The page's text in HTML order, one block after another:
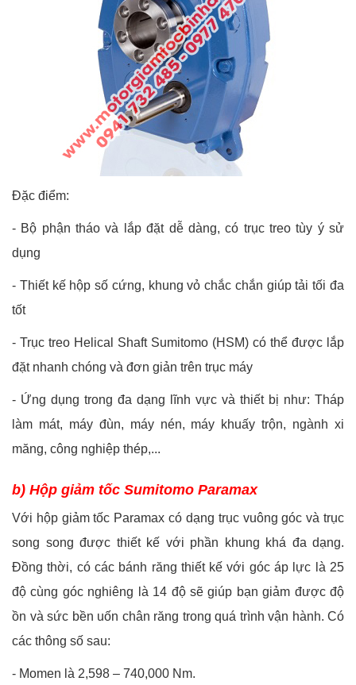
Đặc điểm:
- Bộ phận tháo và lắp đặt dễ dàng, có trục treo tùy ý sử
dụng
- Thiết kế hộp số cứng, khung vỏ chắc chắn giúp tải tối đa
tốt
- Trục treo Helical Shaft Sumitomo (HSM) có thể được lắp
đặt nhanh chóng và đơn giản trên trục máy
- Ứng dụng trong đa dạng lĩnh vực và thiết bị như: Tháp
làm mát, máy đùn, máy nén, máy khuấy trộn, ngành xi
măng, công nghiệp thép,...
b) Hộp giảm tốc Sumitomo Paramax
Với hộp giảm tốc Paramax có dạng trục vuông góc và trục
song song được thiết kế với phần khung khá đa dạng.
Đồng thời, có các bánh răng thiết kế với góc áp lực là 25
độ cùng góc nghiêng là 14 độ sẽ giúp bạn giảm được độ
ồn và sức bền uốn chân răng trong quá trình vận hành. Có
các thông số sau:
- Momen là 2,598 – 740,000 Nm.